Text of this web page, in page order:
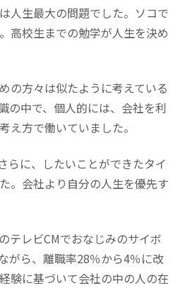
人生最大の問題でした。ソコで
高校生までの勉学が人生を決め
の方々は似たように考えている
の中で、個人的には、会社を利
え方で働いていました。
らに、したいことができたタイ
。会社より自分の人生を優先す
テレビCMでおなじみのサイボ
がら、離職率28％から4％に改
験に基づいて会社の中の人の在